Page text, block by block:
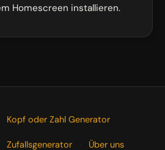
Homescreen installieren.
Kopf oder Zahl Generator
Zufallsgenerator Über uns